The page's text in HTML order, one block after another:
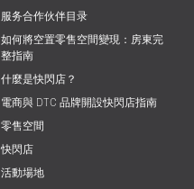
服务合作伙伴目录
如何將空置零售空間變現：房東完
整指南
什麼是快閃店？
電商與 DTC 品牌開設快閃店指南
零售空間
快閃店
活動場地